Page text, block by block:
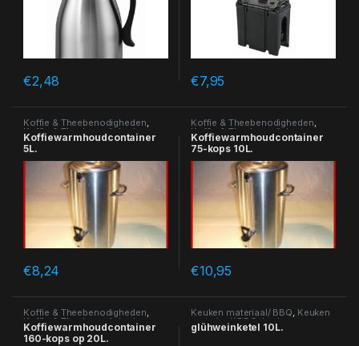
€2,48 €7,95
Koffie & Theebenodigheden,
Koffie & Theebenodigheden
Koffiewarmhoudcontainer
5L.
€8,24
Koffie & Theebenodigheden,
Koffie & Theebenodigheden
Koffiewarmhoudcontainer
75-kops 10L.
€10,95
Koffie & Theebenodigheden,
Koffie & Theebenodigheden
Koffiewarmhoudcontainer
160-kops op 20L.
Keuken materiaal/ BBQ, Keuken
materiaal/ BBQ , keuken-
materiaal,Koffie &
glühweinketel 10L.